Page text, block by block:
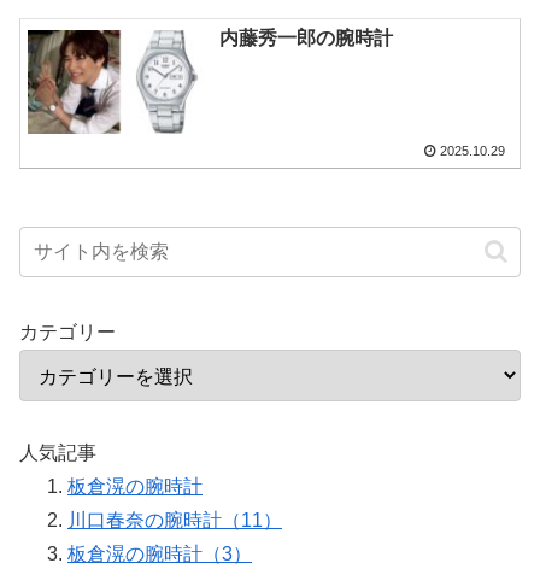
内藤秀一郎の腕時計
2025.10.29
カテゴリー
人気記事
板倉滉の腕時計
川口春奈の腕時計（11）
板倉滉の腕時計（3）